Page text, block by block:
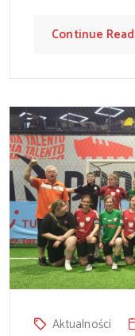
Continue
Aktualności